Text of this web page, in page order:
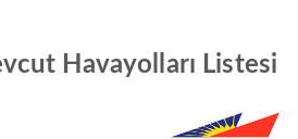
Havayolları Listesi